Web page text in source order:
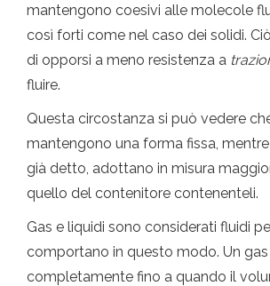
mantengono coesivi alle molecole
così forti come nel caso dei solidi.
di opporsi a meno resistenza a
fluire.
Questa circostanza si può vedere
mantengono una forma fissa,
già detto, adottano in misura
quello del contenitore contenenteli.
Gas e liquidi sono considerati fluidi
comportano in questo modo. Un
completamente fino a quando il